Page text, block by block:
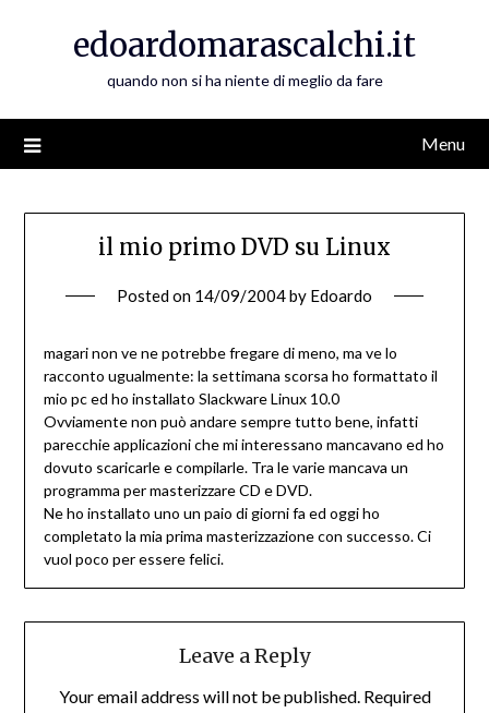
edoardomarascalchi.it
quando non si ha niente di meglio da fare
Menu
il mio primo DVD su Linux
Posted on 14/09/2004by Edoardo
magari non ve ne potrebbe fregare di meno, ma ve lo
racconto ugualmente: la settimana scorsa ho formattato il
mio pc ed ho installato Slackware Linux 10.0
Ovviamente non può andare sempre tutto bene, infatti
parecchie applicazioni che mi interessano mancavano ed ho
dovuto scaricarle e compilarle. Tra le varie mancava un
programma per masterizzare CD e DVD.
Ne ho installato uno un paio di giorni fa ed oggi ho
completato la mia prima masterizzazione con successo. Ci
vuol poco per essere felici.
Leave a Reply
Your email address will not be published. Required